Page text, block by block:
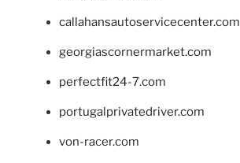
callahansautoservicecenter.com
georgiascornermarket.com
perfectfit24-7.com
portugalprivatedriver.com
von-racer.com